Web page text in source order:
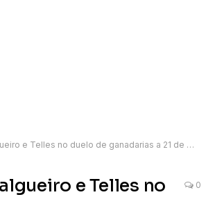
e Telles no duelo de ganadarias a 21 de março em Santarém
e Telles no
0